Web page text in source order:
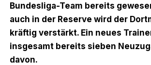
Bundesliga-Team bereits
auch in der Reserve wird der
kräftig verstärkt. Ein neues
insgesamt bereits sieben
davon.